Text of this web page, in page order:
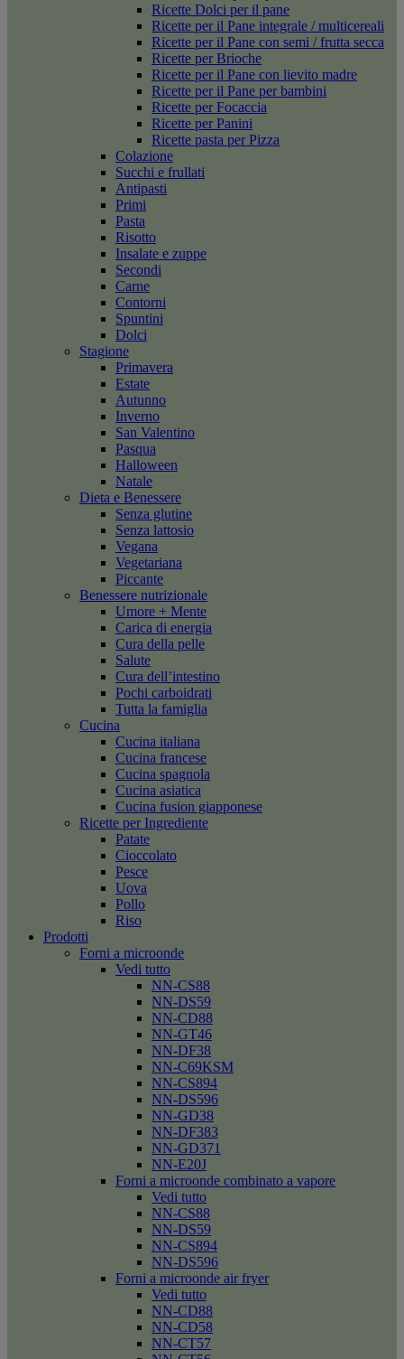
Ricette Dolci per il pane
Ricette per il Pane integrale / multicereali
Ricette per il Pane con semi / frutta secca
Ricette per Brioche
Ricette per il Pane con lievito madre
Ricette per il Pane per bambini
Ricette per Focaccia
Ricette per Panini
Ricette pasta per Pizza
Colazione
Succhi e frullati
Antipasti
Primi
Pasta
Risotto
Insalate e zuppe
Secondi
Carne
Contorni
Spuntini
Dolci
Stagione
Primavera
Estate
Autunno
Inverno
San Valentino
Pasqua
Halloween
Natale
Dieta e Benessere
Senza glutine
Senza lattosio
Vegana
Vegetariana
Piccante
Benessere nutrizionale
Umore + Mente
Carica di energia
Cura della pelle
Salute
Cura dell’intestino
Pochi carboidrati
Tutta la famiglia
Cucina
Cucina italiana
Cucina francese
Cucina spagnola
Cucina asiatica
Cucina fusion giapponese
Ricette per Ingrediente
Patate
Cioccolato
Pesce
Uova
Pollo
Riso
Prodotti
Forni a microonde
Vedi tutto
NN-CS88
NN-DS59
NN-CD88
NN-GT46
NN-DF38
NN-C69KSM
NN-CS894
NN-DS596
NN-GD38
NN-DF383
NN-GD371
NN-E20J
Forni a microonde combinato a vapore
Vedi tutto
NN-CS88
NN-DS59
NN-CS894
NN-DS596
Forni a microonde air fryer
Vedi tutto
NN-CD88
NN-CD58
NN-CT57